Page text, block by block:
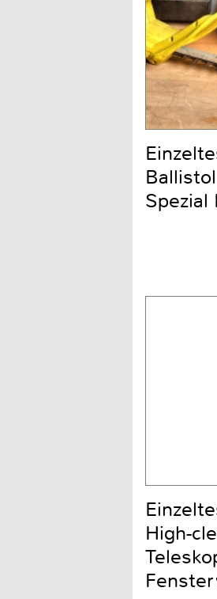
Ballistol
Spezial
High-